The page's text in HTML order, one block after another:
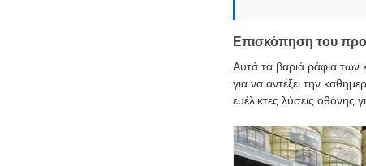
Επισκόπηση του
Αυτά τα βαριά ράφια των
για να αντέξει την
ευέλικτες λύσεις οθόνης